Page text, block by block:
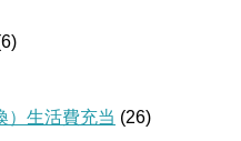
）生活費充当 (26)